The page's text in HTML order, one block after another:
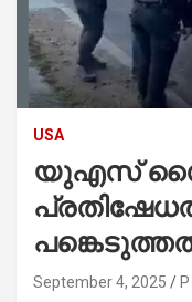
USA
യുഎസ്
September 4, 2025